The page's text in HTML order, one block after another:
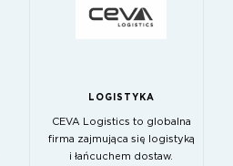
LOGISTYKA
CEVA Logistics to globalna
firma zajmująca się logistyką
i łańcuchem dostaw.